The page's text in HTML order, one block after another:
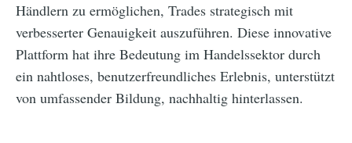
Händlern zu ermöglichen, Trades strategisch mit
verbesserter Genauigkeit auszuführen. Diese innovative
Plattform hat ihre Bedeutung im Handelssektor durch
ein nahtloses, benutzerfreundliches Erlebnis, unterstützt
von umfassender Bildung, nachhaltig hinterlassen.